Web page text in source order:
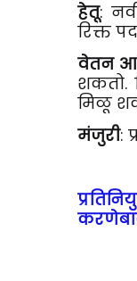
हेतू:
रिक्त
वेतन
शकतो.
मिळू
मंजुरी: